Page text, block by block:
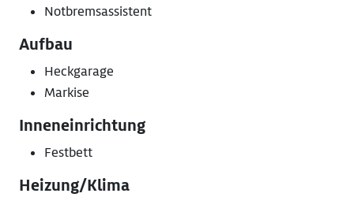
Notbremsassistent
Aufbau
Heckgarage
Markise
Inneneinrichtung
Festbett
Heizung/Klima